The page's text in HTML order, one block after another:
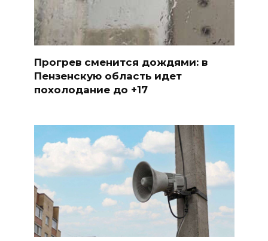
Прогрев сменится дождями: в
Пензенскую область идет
похолодание до +17